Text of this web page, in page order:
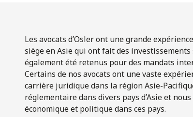
Les avocats d’Osler ont une grande
siège en Asie qui ont fait des
également été retenus pour des mandats
Certains de nos avocats ont une vaste
carrière juridique dans la région Asie-
réglementaire dans divers pays d’Asie et
économique et politique dans ces pays.